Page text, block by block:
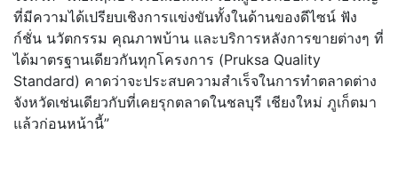
ที่มีความได้เปรียบเชิงการแข่งขันทั้งในด้านของดีไซน์ ฟัง
ก์ชั่น นวัตกรรม คุณภาพบ้าน และบริการหลังการขายต่างๆ ที่
ได้มาตรฐานเดียวกันทุกโครงการ (Pruksa Quality
Standard) คาดว่าจะประสบความสำเร็จในการทำตลาดต่าง
จังหวัดเช่นเดียวกับที่เคยรุกตลาดในชลบุรี เชียงใหม่ ภูเก็ตมา
แล้วก่อนหน้านี้”